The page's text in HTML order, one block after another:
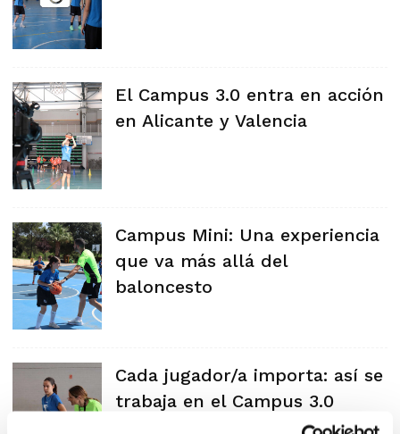
El Campus 3.0 entra en acción
en Alicante y Valencia
Campus Mini: Una experiencia
que va más allá del
baloncesto
Cada jugador/a importa: así se
trabaja en el Campus 3.0